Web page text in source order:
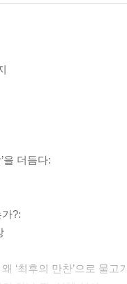
을 더듬다:
?:
‘최후의 만찬’으로 물고